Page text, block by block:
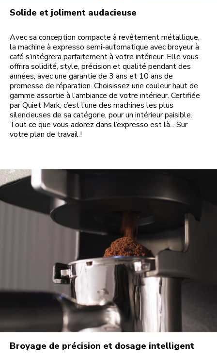
Solide et joliment audacieuse
Avec sa conception compacte à revêtement métallique,
la machine à expresso semi-automatique avec broyeur à
café s’intégrera parfaitement à votre intérieur. Elle vous
offrira solidité, style, précision et qualité pendant des
années, avec une garantie de 3 ans et 10 ans de
promesse de réparation. Choisissez une couleur haut de
gamme assortie à l’ambiance de votre intérieur. Certifiée
par Quiet Mark, c’est l’une des machines les plus
silencieuses de sa catégorie, pour un intérieur paisible.
Tout ce que vous adorez dans l’expresso est là... Sur
votre plan de travail !
Broyage de précision et dosage intelligent